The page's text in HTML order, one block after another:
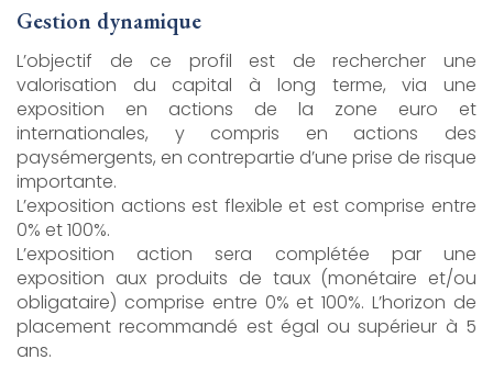
Gestion dynamique
L’objectif de ce profil est de rechercher une
valorisation du capital à long terme, via une
exposition en actions de la zone euro et
internationales, y compris en actions des
paysémergents, en contrepartie d’une prise de risque
importante.
L’exposition actions est flexible et est comprise entre
0% et 100%.
L’exposition action sera complétée par une
exposition aux produits de taux (monétaire et/ou
obligataire) comprise entre 0% et 100%. L’horizon de
placement recommandé est égal ou supérieur à 5
ans.